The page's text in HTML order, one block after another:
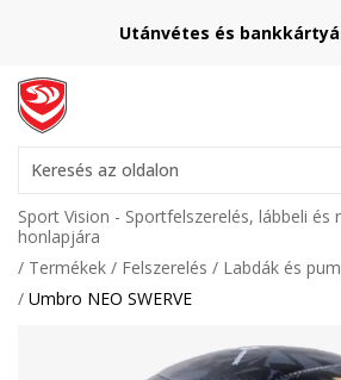
Utánvétes és
Keresés az oldalon
Sport Vision - Sportfelszerelés, lábbeli
honlapjára
Termékek
Felszerelés Labdák és
Umbro NEO SWERVE